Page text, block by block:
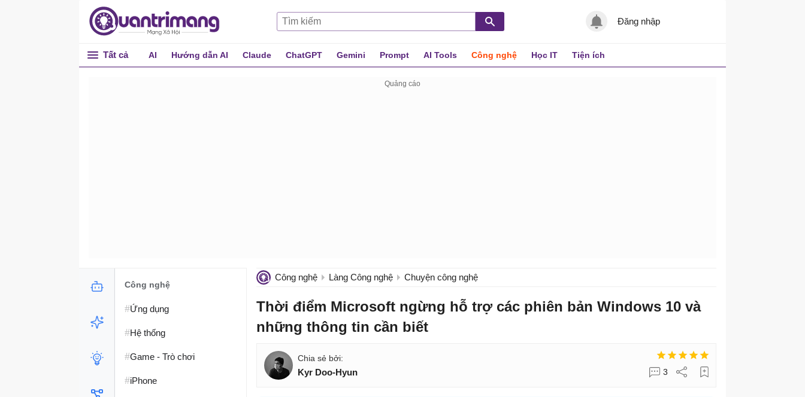
Đăng nhập
Tất cả AI Hướng dẫn AI Claude ChatGPT Gemini Prompt AI Tools Công nghệ Học IT Tiện ích
Công nghệ Làng Công nghệ Chuyện công nghệ
Thời điểm Microsoft ngừng hỗ trợ các phiên bản Windows 10 và
những thông tin cần biết
Kyr Doo-Hyun 3
Công nghệ
#Ứng dụng
#Hệ thống
#Game - Trò chơi
#iPhone